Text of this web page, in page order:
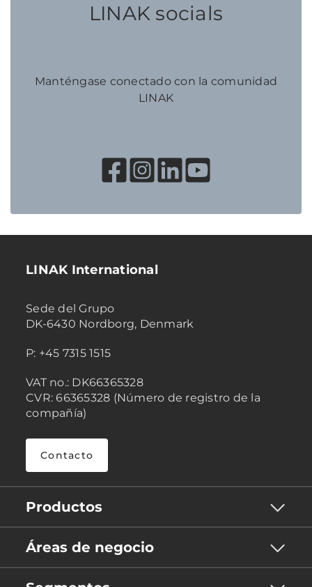
LINAK socials
Manténgase conectado con la comunidad
LINAK
LINAK International
Sede del Grupo
DK-6430 Nordborg, Denmark
P: +45 7315 1515
VAT no.: DK66365328
CVR: 66365328 (Número de registro de la
compañía)
Contacto
Productos
Áreas de negocio